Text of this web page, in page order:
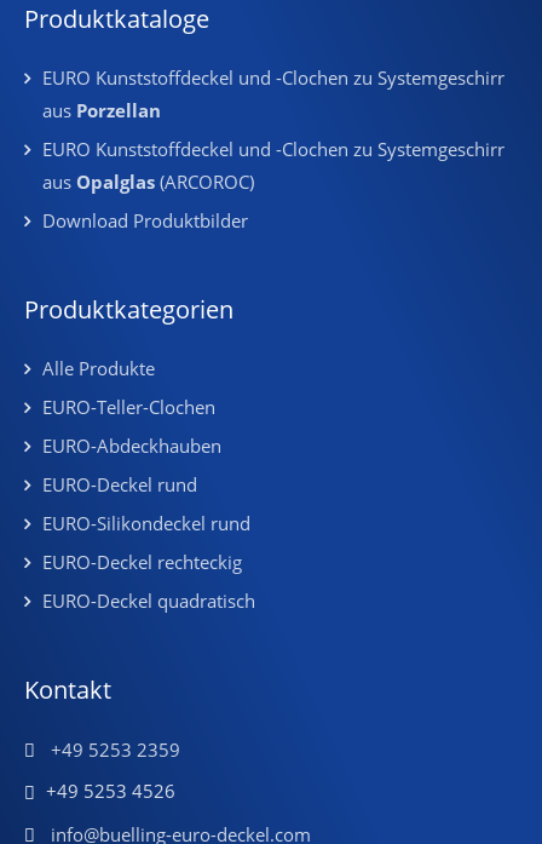
Produktkataloge
EURO Kunststoffdeckel und -Clochen zu Systemgeschirr
aus Porzellan
EURO Kunststoffdeckel und -Clochen zu Systemgeschirr
aus Opalglas (ARCOROC)
Download Produktbilder
Produktkategorien
Alle Produkte
EURO-Teller-Clochen
EURO-Abdeckhauben
EURO-Deckel rund
EURO-Silikondeckel rund
EURO-Deckel rechteckig
EURO-Deckel quadratisch
Kontakt
+49 5253 2359
+49 5253 4526
info@buelling-euro-deckel.com